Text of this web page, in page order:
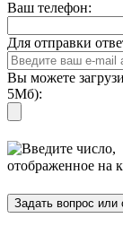
Ваш телефон:
Для отправки
Вы можете
5Мб):
Введите число,
отображенное на